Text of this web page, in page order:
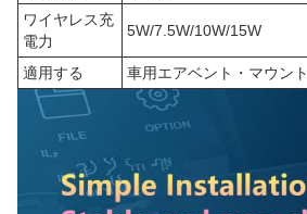
ワイヤレス充
電力
5W/7.5W/10W/15W
適用する 車用エアベント・マウント